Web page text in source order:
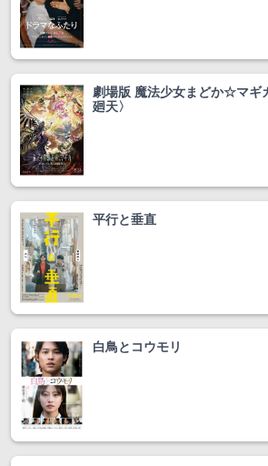
劇場版 魔法少女まどか☆マギ
廻天〉
平行と垂直
白鳥とコウモリ